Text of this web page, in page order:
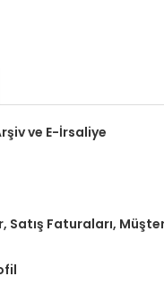
ve E-İrsaliye
Satış Faturaları,